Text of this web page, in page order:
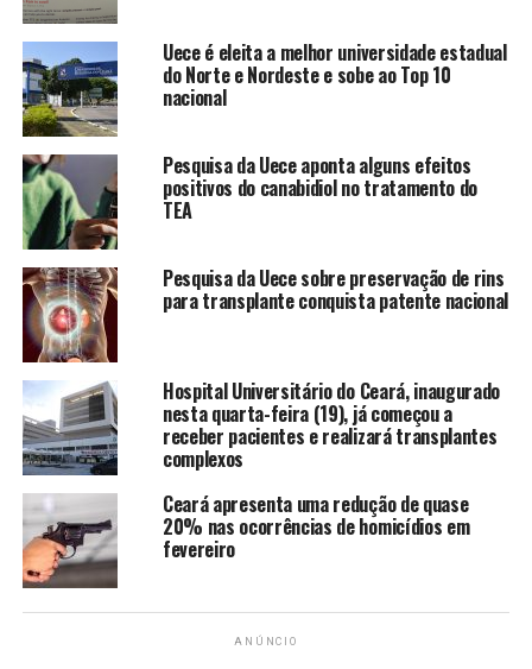
redacaoUece é eleita a melhor universidade estadual
do Norte e Nordeste e sobe ao Top 10
nacional
Pesquisa da Uece aponta alguns efeitos
positivos do canabidiol no tratamento do
TEA
Pesquisa da Uece sobre preservação de rins
para transplante conquista patente nacional
Hospital Universitário do Ceará, inaugurado
nesta quarta-feira (19), já começou a
receber pacientes e realizará transplantes
complexos
Ceará apresenta uma redução de quase
20% nas ocorrências de homicídios em
fevereiro
ANÚNCIO